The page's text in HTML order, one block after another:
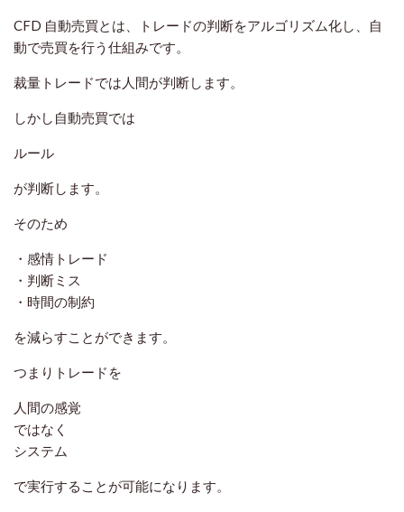
CFD 自動売買とは、トレードの判断をアルゴリズム化し、自
動で売買を行う仕組みです。
裁量トレードでは人間が判断します。
しかし自動売買では
ルール
が判断します。
そのため
・感情トレード
・判断ミス
・時間の制約
を減らすことができます。
つまりトレードを
人間の感覚
ではなく
システム
で実行することが可能になります。